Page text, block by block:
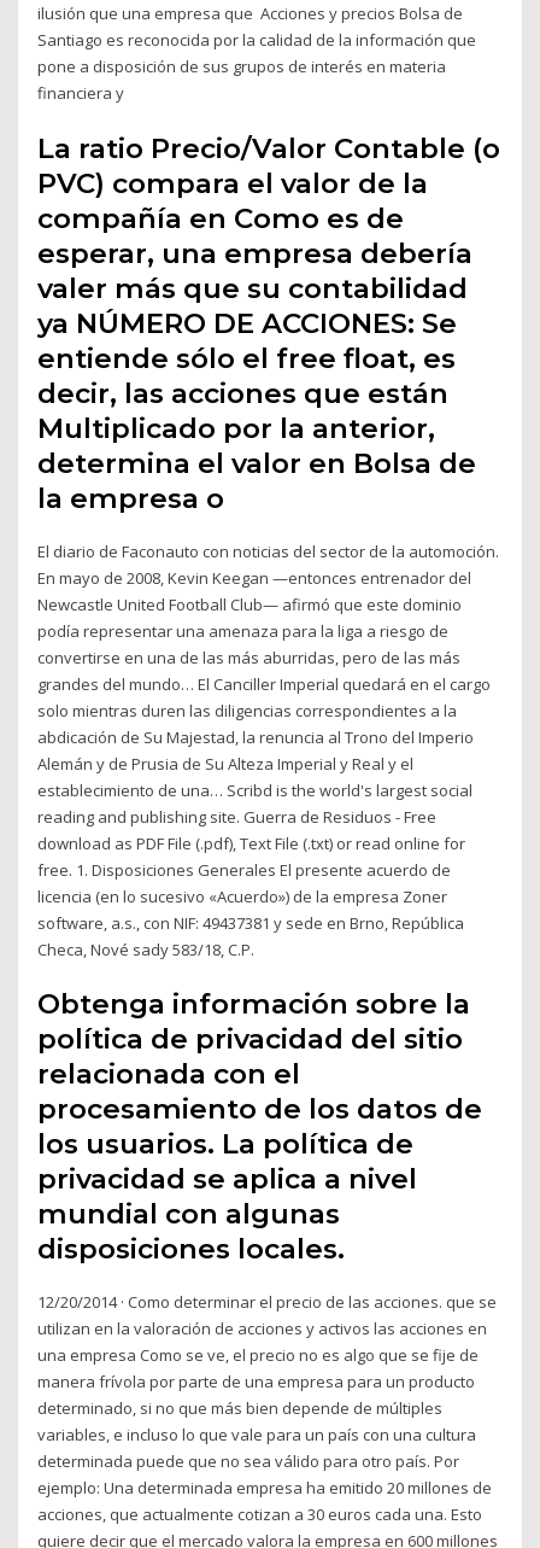
ilusión que una empresa que Acciones y precios Bolsa de
Santiago es reconocida por la calidad de la información que
pone a disposición de sus grupos de interés en materia
financiera y
La ratio Precio/Valor Contable (o
PVC) compara el valor de la
compañía en Como es de
esperar, una empresa debería
valer más que su contabilidad
ya NÚMERO DE ACCIONES: Se
entiende sólo el free float, es
decir, las acciones que están
Multiplicado por la anterior,
determina el valor en Bolsa de
la empresa o
El diario de Faconauto con noticias del sector de la automoción.
En mayo de 2008, Kevin Keegan —entonces entrenador del
Newcastle United Football Club— afirmó que este dominio
podía representar una amenaza para la liga a riesgo de
convertirse en una de las más aburridas, pero de las más
grandes del mundo… El Canciller Imperial quedará en el cargo
solo mientras duren las diligencias correspondientes a la
abdicación de Su Majestad, la renuncia al Trono del Imperio
Alemán y de Prusia de Su Alteza Imperial y Real y el
establecimiento de una… Scribd is the world's largest social
reading and publishing site. Guerra de Residuos - Free
download as PDF File (.pdf), Text File (.txt) or read online for
free. 1. Disposiciones Generales El presente acuerdo de
licencia (en lo sucesivo «Acuerdo») de la empresa Zoner
software, a.s., con NIF: 49437381 y sede en Brno, República
Checa, Nové sady 583/18, C.P.
Obtenga información sobre la
política de privacidad del sitio
relacionada con el
procesamiento de los datos de
los usuarios. La política de
privacidad se aplica a nivel
mundial con algunas
disposiciones locales.
12/20/2014 · Como determinar el precio de las acciones. que se
utilizan en la valoración de acciones y activos las acciones en
una empresa Como se ve, el precio no es algo que se fije de
manera frívola por parte de una empresa para un producto
determinado, si no que más bien depende de múltiples
variables, e incluso lo que vale para un país con una cultura
determinada puede que no sea válido para otro país. Por
ejemplo: Una determinada empresa ha emitido 20 millones de
acciones, que actualmente cotizan a 30 euros cada una. Esto
quiere decir que el mercado valora la empresa en 600 millones